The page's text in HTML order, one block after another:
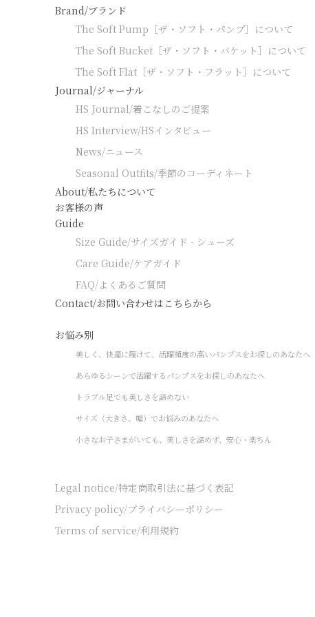
Brand/ブランド
The Soft Pump［ザ・ソフト・パンプ］について
The Soft Bucket［ザ・ソフト・バケット］について
The Soft Flat［ザ・ソフト・フラット］について
Journal/ジャーナル
HS Journal/着こなしのご提案
HS Interview/HSインタビュー
News/ニュース
Seasonal Outfits/季節のコーディネート
About/私たちについて
お客様の声
Guide
Size Guide/サイズガイド - シューズ
Care Guide/ケアガイド
FAQ/よくあるご質問
Contact/お問い合わせはこちらから
お悩み別
美しく、快適に履けて、活躍頻度の高いパンプスをお探しのあなたへ
あらゆるシーンで活躍するパンプスをお探しのあなたへ
トラブル足でも美しさを諦めない
サイズ（大きさ、幅）でお悩みのあなたへ
小さなお子さまがいても、美しさを諦めず、安心・楽ちん
Legal notice/特定商取引法に基づく表記
Privacy policy/プライバシーポリシー
Terms of service/利用規約